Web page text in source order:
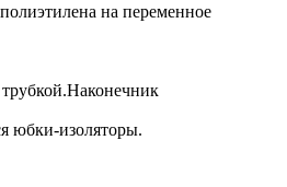
на переменное
юбки-изоляторы.